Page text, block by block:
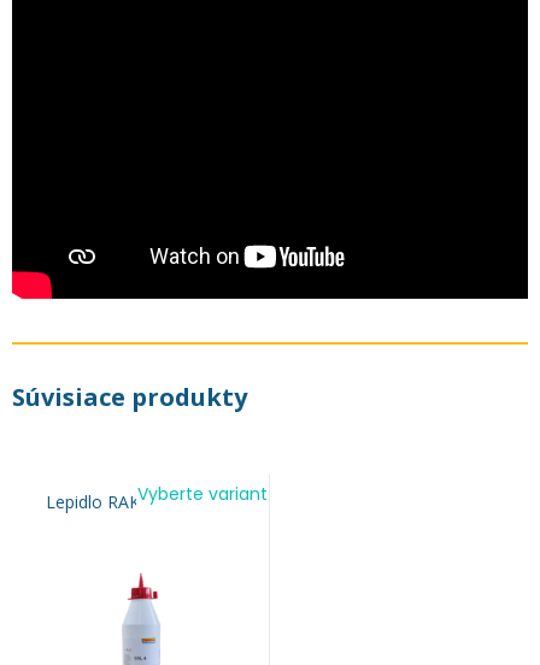
Súvisiace produkty
Lepidlo RAKOLL GXL D4
Vyberte variant